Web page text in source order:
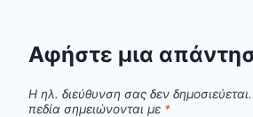
Αφήστε μια
Η ηλ. διεύθυνση σας δεν δημοσιεύεται.
πεδία σημειώνονται με *